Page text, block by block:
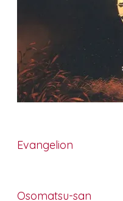
Evangelion
Osomatsu-san